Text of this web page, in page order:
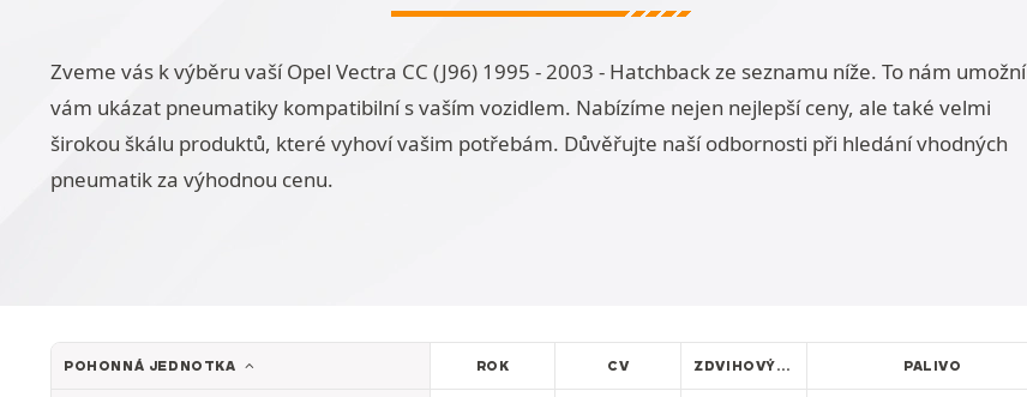
Zveme vás k výběru vaší Opel Vectra CC (J96) 1995 - 2003 - Hatchback ze seznamu níže. To nám umožní
vám ukázat pneumatiky kompatibilní s vaším vozidlem. Nabízíme nejen nejlepší ceny, ale také velmi
širokou škálu produktů, které vyhoví vašim potřebám. Důvěřujte naší odbornosti při hledání vhodných
pneumatik za výhodnou cenu.
POHONNÁ JEDNOTKA ROK CV ZDVIHOVÝ OBJEM PALIVO